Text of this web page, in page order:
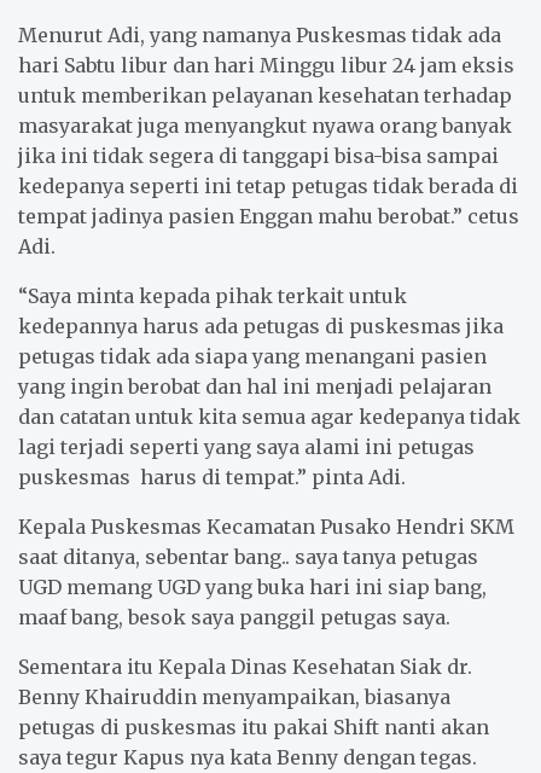
Menurut Adi, yang namanya Puskesmas tidak ada
hari Sabtu libur dan hari Minggu libur 24 jam eksis
untuk memberikan pelayanan kesehatan terhadap
masyarakat juga menyangkut nyawa orang banyak
jika ini tidak segera di tanggapi bisa-bisa sampai
kedepanya seperti ini tetap petugas tidak berada di
tempat jadinya pasien Enggan mahu berobat.” cetus
Adi.
“Saya minta kepada pihak terkait untuk
kedepannya harus ada petugas di puskesmas jika
petugas tidak ada siapa yang menangani pasien
yang ingin berobat dan hal ini menjadi pelajaran
dan catatan untuk kita semua agar kedepanya tidak
lagi terjadi seperti yang saya alami ini petugas
puskesmas harus di tempat.” pinta Adi.
Kepala Puskesmas Kecamatan Pusako Hendri SKM
saat ditanya, sebentar bang.. saya tanya petugas
UGD memang UGD yang buka hari ini siap bang,
maaf bang, besok saya panggil petugas saya.
Sementara itu Kepala Dinas Kesehatan Siak dr.
Benny Khairuddin menyampaikan, biasanya
petugas di puskesmas itu pakai Shift nanti akan
saya tegur Kapus nya kata Benny dengan tegas.